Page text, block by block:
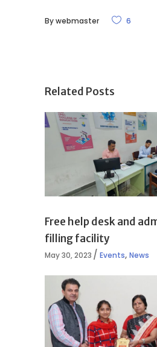
Bywebmaster 6
Related Posts
Free help desk and
filling facility
May 30, 2023 Events, News